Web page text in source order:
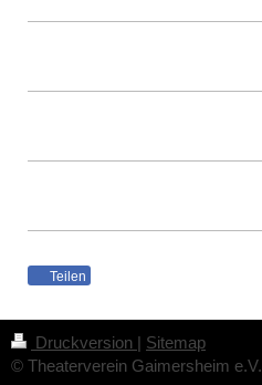
Teilen
Druckversion | Sitemap
© Theaterverein Gaimersheim e.V.